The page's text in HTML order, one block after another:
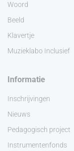
Woord
Beeld
Klavertje
Muzieklabo Inclusief
Informatie
Inschrijvingen
Nieuws
Pedagogisch project
Instrumentenfonds